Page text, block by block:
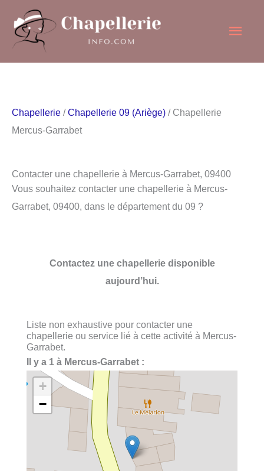
contenu
Chapellerie /Chapellerie 09 (Ariège) / Chapellerie
Mercus-Garrabet
Contacter une chapellerie à Mercus-Garrabet, 09400
Vous souhaitez contacter une chapellerie à Mercus-
Garrabet, 09400, dans le département du 09 ?
Contactez une chapellerie disponible
aujourd’hui.
Liste non exhaustive pour contacter une
chapellerie ou service lié à cette activité à Mercus-
Garrabet.
Il y a 1 à Mercus-Garrabet :
+
−